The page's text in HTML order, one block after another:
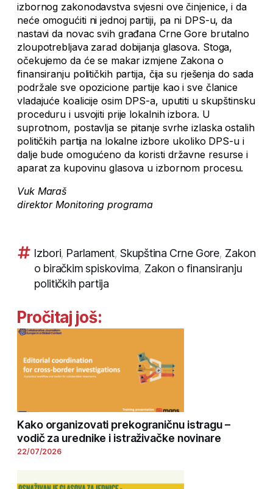
izbornog zakonodavstva svjesni ove činjenice, i da
neće omogućiti ni jednoj partiji, pa ni DPS-u, da
nastavi da novac svih građana Crne Gore brutalno
zloupotrebljava zarad dobijanja glasova. Stoga,
očekujemo da će se makar izmjene Zakona o
finansiranju političkih partija, čija su rješenja do sada
podržale sve opozicione partije kao i sve članice
vladajuće koalicije osim DPS-a, uputiti u skupštinsku
proceduru i usvojiti prije lokalnih izbora. U
suprotnom, postavlja se pitanje svrhe izlaska ostalih
političkih partija na lokalne izbore ukoliko DPS-u i
dalje bude omogućeno da koristi državne resurse i
aparat za kupovinu glasova u izbornom procesu.
Vuk Maraš
direktor Monitoring programa
Izbori, Parlament,Skupština Crne Gore, Zakon
o biračkim spiskovima, Zakon o finansiranju
političkih partija
Pročitaj još:
Kako organizovati prekograničnu istragu –
vodič za urednike i istraživačke novinare
22/07/2026